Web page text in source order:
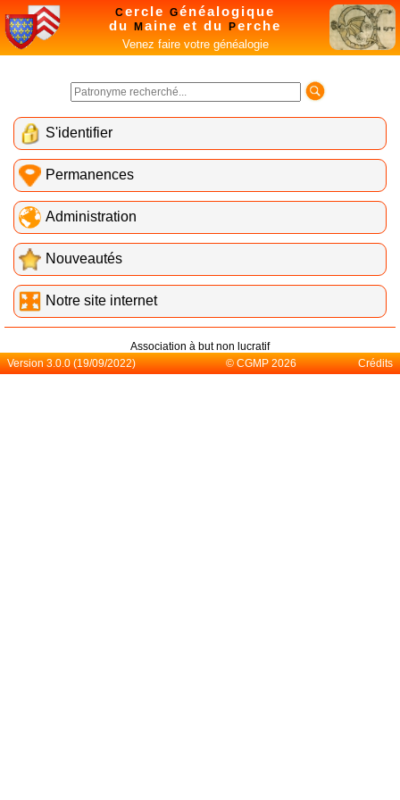
Cercle Généalogique
du
M aine et du Perche
Venez faire votre généalogie
S'identifier
Permanences
Administration
Nouveautés
Notre site internet
Association à but non lucratif
Version 3.0.0 (19/09/2022)
© CGMP 2026 Crédits